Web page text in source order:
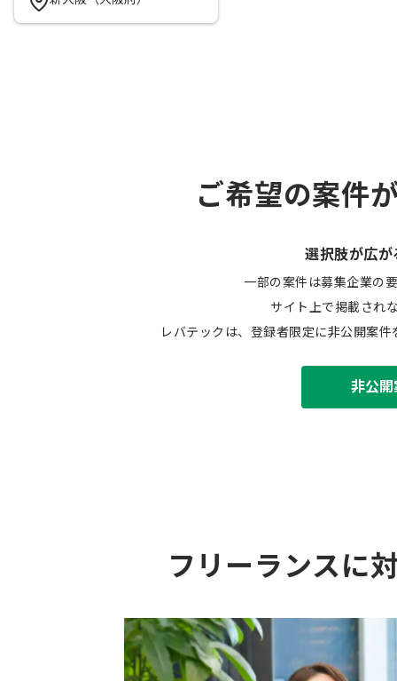
ご希望の案件
選択肢が広が
一部の案件は募集企業の
サイト上で掲載され
レバテックは、登録者限定に非公開案
非公
フリーランスに